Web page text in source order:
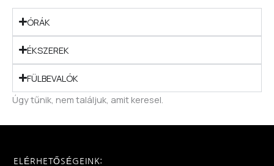
ÓRÁK
ÉKSZEREK
FÜLBEVALÓK
Úgy tűnik, nem találjuk, amit keresel.
ELÉRHETŐSÉGEINK: